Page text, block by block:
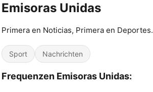
Emisoras Unidas
Primera en Noticias, Primera en Deportes.
Sport Nachrichten
Frequenzen Emisoras Unidas: